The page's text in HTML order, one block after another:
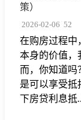
策）
2026-02-06 52
在购房过程中
本身的价值，
而，你知道吗
是可以享受抵
下房贷利息抵